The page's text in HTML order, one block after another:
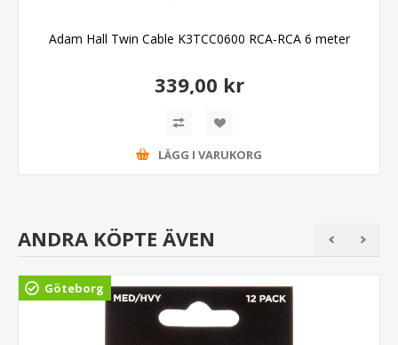
Adam Hall Twin Cable K3TCC0600 RCA-RCA 6 meter
339,00 kr
LÄGG I VARUKORG
ANDRA KÖPTE ÄVEN
Göteborg